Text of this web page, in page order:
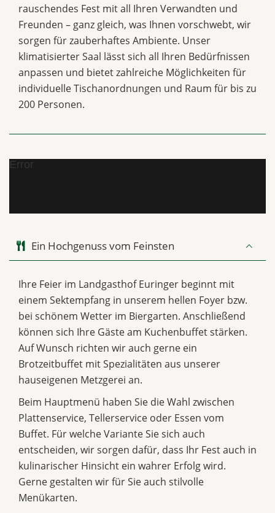
rauschendes Fest mit all Ihren Verwandten und
Freunden – ganz gleich, was Ihnen vorschwebt, wir
sorgen für zauberhaftes Ambiente. Unser
klimatisierter Saal lässt sich all Ihren Bedürfnissen
anpassen und bietet zahlreiche Möglichkeiten für
individuelle Tischanordnungen und Raum für bis zu
200 Personen.
Error
Ein Hochgenuss vom Feinsten
Ihre Feier im Landgasthof Euringer beginnt mit
einem Sektempfang in unserem hellen Foyer bzw.
bei schönem Wetter im Biergarten. Anschließend
können sich Ihre Gäste am Kuchenbuffet stärken.
Auf Wunsch richten wir auch gerne ein
Brotzeitbuffet mit Spezialitäten aus unserer
hauseigenen Metzgerei an.
Beim Hauptmenü haben Sie die Wahl zwischen
Plattenservice, Tellerservice oder Essen vom
Buffet. Für welche Variante Sie sich auch
entscheiden, wir sorgen dafür, dass Ihr Fest auch in
kulinarischer Hinsicht ein wahrer Erfolg wird.
Gerne gestalten wir für Sie auch stilvolle
Menükarten.